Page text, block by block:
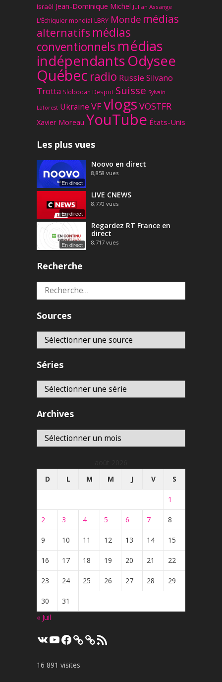
Israël Jean-Dominique Michel Julian Assange
L'Échiquier mondial LBRY Monde médias
alternatifs médias
conventionnels médias
indépendantsOdysee
Québec radio Russie Silvano
Trotta Slobodan Despot Suisse Sylvain
Laforest Ukraine VFvlogs VOSTFR
Xavier Moreau YouTube États-Unis
Les plus vues
En direct
Noovo en direct
8,858 vues
En direct
LIVE CNEWS
8,770 vues
En direct
Regardez RT France en
direct
8,717 vues
Recherche
Rechercher :
Sources
Séries
Archives
Archives
D
L M M J V S
1
2 3 4 5 6 7 8
9 10 11 12 13 14 15
16 17 18 19 20 21 22
23 24 25 26 27 28 29
30
31
« Juil
VK YouTube
Facebook Flux
RSS
16 891 visites